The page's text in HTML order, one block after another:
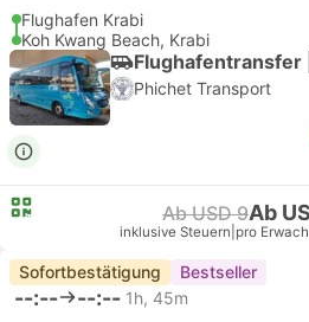
Flughafen Krabi
Koh Kwang Beach, Krabi
Flughafentransfer
Phichet Transport
Ab USD 9Ab
inklusive Steuern pro
Sofortbestätigung Bestseller
--:-- --:-- 1h, 45m